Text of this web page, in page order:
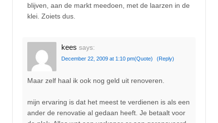
blijven, aan de markt meedoen, met de laarzen in de
klei. Zoiets dus.
kees says:
December 22, 2009 at 1:10 pm(Quote) (Reply)
Maar zelf haal ik ook nog geld uit renoveren.
mijn ervaring is dat het meest te verdienen is als een
ander de renovatie al gedaan heeft. Je betaalt voor